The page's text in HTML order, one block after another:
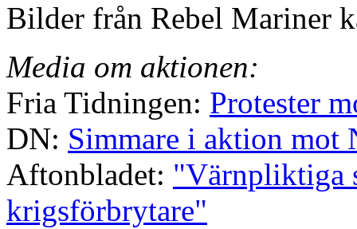
Bilder från Rebel Mariner
Media om aktionen:
Fria Tidningen: Protester
DN: Simmare i aktion mot
Aftonbladet: "Värnpliktiga
krigsförbrytare"